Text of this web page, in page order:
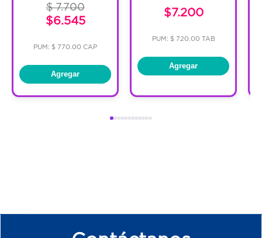
$ 7.700
$6.545
PUM: $ 770.00 CAP
Agregar
$7.200
PUM: $ 720.00 TAB
Agregar